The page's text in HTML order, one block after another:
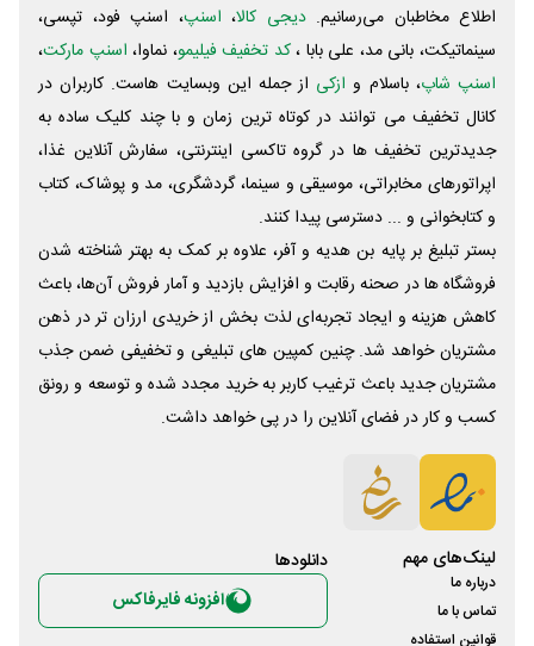
اطلاع مخاطبان می‌رسانیم. دیجی کالا، اسنپ، اسنپ فود، تپسی،
سینماتیکت، بانی مد، علی‌ بابا ،کد تخفیف فیلیمو، نماوا، اسنپ مارکت،
اسنپ شاپ، باسلام و ازکی از جمله این وبسایت ‌هاست. کاربران در
کانال تخفیف می توانند در کوتاه ترین زمان و با چند کلیک ساده به
جدیدترین تخفیف ها در گروه تاکسی اینترنتی، سفارش آنلاین غذا،
اپراتورهای مخابراتی، موسیقی و سینما، گردشگری، مد و پوشاک، کتاب
و کتابخوانی و ... دسترسی پیدا کنند.
بستر تبلیغ بر پایه بن هدیه و آفر، علاوه بر کمک به بهتر شناخته شدن
فروشگاه ها در صحنه رقابت و افزایش بازدید و آمار فروش آن‌ها، باعث
کاهش هزینه و ایجاد تجربه‌ای لذت بخش از خریدی ارزان تر در ذهن
مشتریان خواهد شد. چنین کمپین های تبلیغی و تخفیفی ضمن جذب
مشتریان جدید باعث ترغیب کاربر به خرید مجدد شده و توسعه و رونق
کسب و کار در فضای آنلاین را در پی خواهد داشت.
لینک‌های مهم
درباره ما
تماس با ما
قوانین استفاده
دانلود‌ها
افزونه فایرفاکس